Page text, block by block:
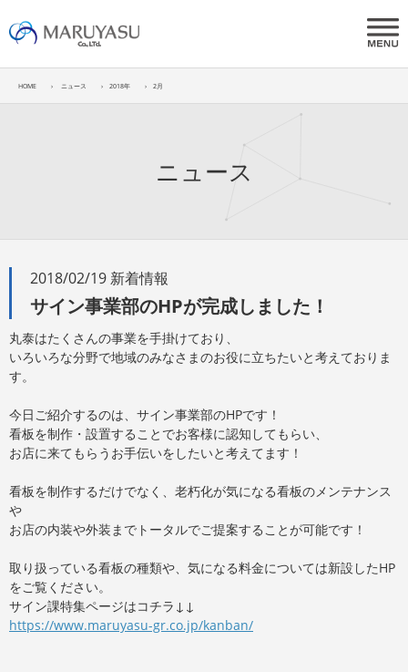
HOME ニュース 2018年 2月
ニュース
2018/02/19 新着情報
サイン事業部のHPが完成しました！
丸泰はたくさんの事業を手掛けており、
いろいろな分野で地域のみなさまのお役に立ちたいと考えておりま
す。
今日ご紹介するのは、サイン事業部のHPです！
看板を制作・設置することでお客様に認知してもらい、
お店に来てもらうお手伝いをしたいと考えてます！
看板を制作するだけでなく、老朽化が気になる看板のメンテナンス
や
お店の内装や外装までトータルでご提案することが可能です！
取り扱っている看板の種類や、気になる料金については新設したHP
をご覧ください。
サイン課特集ページはコチラ↓↓
https://www.maruyasu-gr.co.jp/kanban/